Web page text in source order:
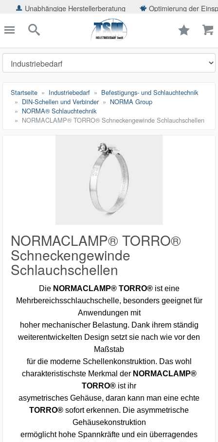
Herstellerberatung Optimierung der Einsparpotentiale
schließen
Suche
Startseite Industriebedarf
Befestigungs- und Schlauchtechnik
DIN-Schellen und Verbinder
NORMA Group
NORMA® Schlauchtechnik
NORMACLAMP® TORRO® Schneckengewinde Schlauchschellen
NORMACLAMP® TORRO®
Schneckengewinde
Schlauchschellen
Die NORMACLAMP® TORRO®ist eine
Mehrbereichsschlauchschelle, besonders geeignet für
Anwendungen mit
hoher mechanischer Belastung. Dank ihrem ständig
weiterentwickelten Design setzt sie nach wie vor den
Maßstab
für die moderne Schellenkonstruktion. Das wohl
charakteristischste Merkmal der NORMACLAMP®
TORRO® ist ihr
asymetrisches Gehäuse, daran kann man eine echte
TORRO® sofort erkennen. Die asymmetrische
Gehäusekonstruktion
ermöglicht hohe Spannkräfte und ein überragendes